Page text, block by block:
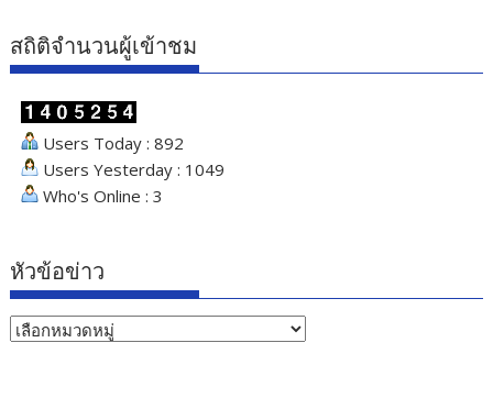
สถิติจำนวนผู้เข้าชม
Users Today : 892
Users Yesterday : 1049
Who's Online : 3
หัวข้อข่าว
หัวข้อ